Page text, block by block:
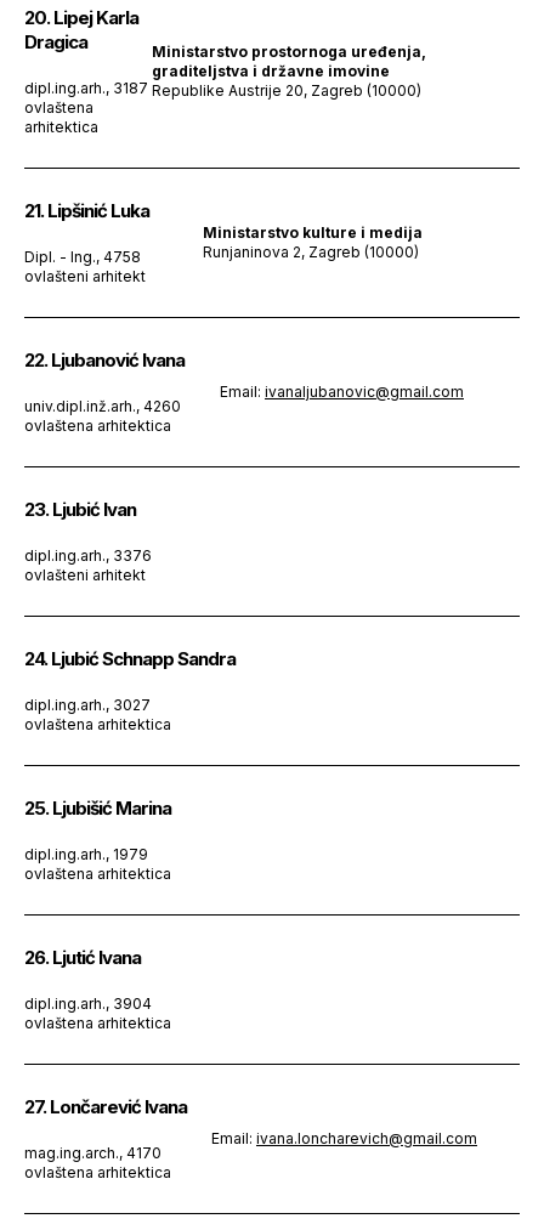
20. Lipej Karla
Dragica
dipl.ing.arh., 3187
ovlaštena
arhitektica
Ministarstvo prostornoga uređenja,
graditeljstva i državne imovine
Republike Austrije 20, Zagreb (10000)
21. Lipšinić Luka
Dipl. - Ing., 4758
ovlašteni arhitekt
Ministarstvo kulture i medija
Runjaninova 2, Zagreb (10000)
22. Ljubanović Ivana
univ.dipl.inž.arh., 4260
ovlaštena arhitektica
Email: ivanaljubanovic@gmail.com
23. Ljubić Ivan
dipl.ing.arh., 3376
ovlašteni arhitekt
24. Ljubić Schnapp Sandra
dipl.ing.arh., 3027
ovlaštena arhitektica
25. Ljubišić Marina
dipl.ing.arh., 1979
ovlaštena arhitektica
26. Ljutić Ivana
dipl.ing.arh., 3904
ovlaštena arhitektica
27. Lončarević Ivana
mag.ing.arch., 4170
ovlaštena arhitektica
Email: ivana.loncharevich@gmail.com